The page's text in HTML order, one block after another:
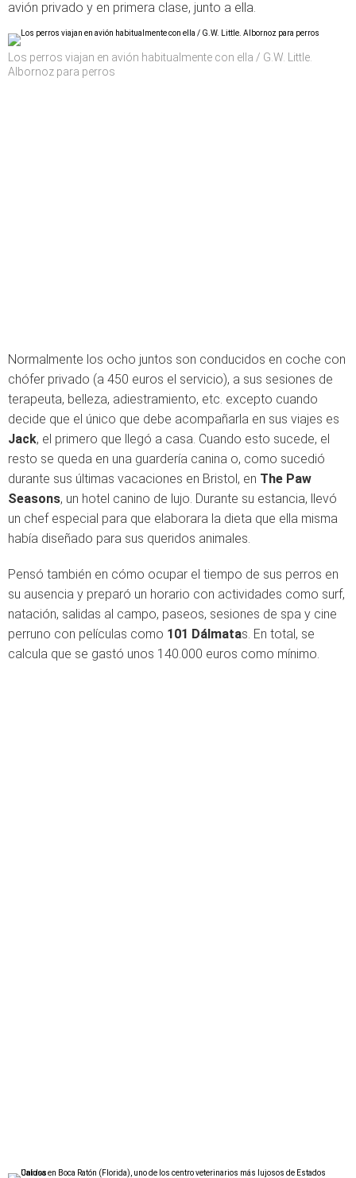
avión privado y en primera clase, junto a ella.
Los perros viajan en avión habitualmente con ella / G.W. Little.
Albornoz para perros
Normalmente los ocho juntos son conducidos en coche con
chófer privado (a 450 euros el servicio), a sus sesiones de
terapeuta, belleza, adiestramiento, etc. excepto cuando
decide que el único que debe acompañarla en sus viajes es
Jack, el primero que llegó a casa. Cuando esto sucede, el
resto se queda en una guardería canina o, como sucedió
durante sus últimas vacaciones en Bristol, en The Paw
Seasons, un hotel canino de lujo. Durante su estancia, llevó
un chef especial para que elaborara la dieta que ella misma
había diseñado para sus queridos animales.
Pensó también en cómo ocupar el tiempo de sus perros en
su ausencia y preparó un horario con actividades como surf,
natación, salidas al campo, paseos, sesiones de spa y cine
perruno con películas como 101 Dálmatas. En total, se
calcula que se gastó unos 140.000 euros como mínimo.